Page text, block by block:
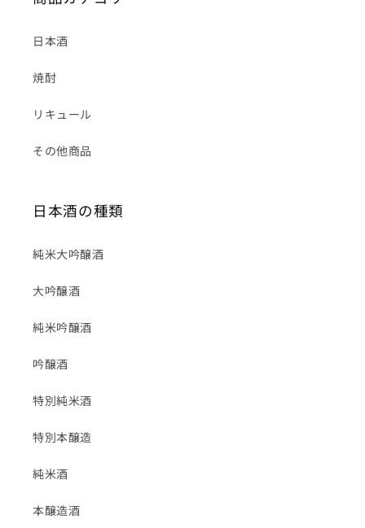
日本酒
焼酎
リキュール
その他商品
日本酒の種類
純米大吟醸酒
大吟醸酒
純米吟醸酒
吟醸酒
特別純米酒
特別本醸造
純米酒
本醸造酒